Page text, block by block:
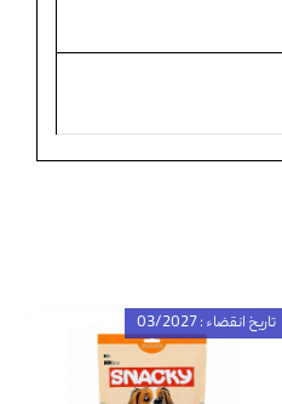
تاریخ انقضاء : 03/2027